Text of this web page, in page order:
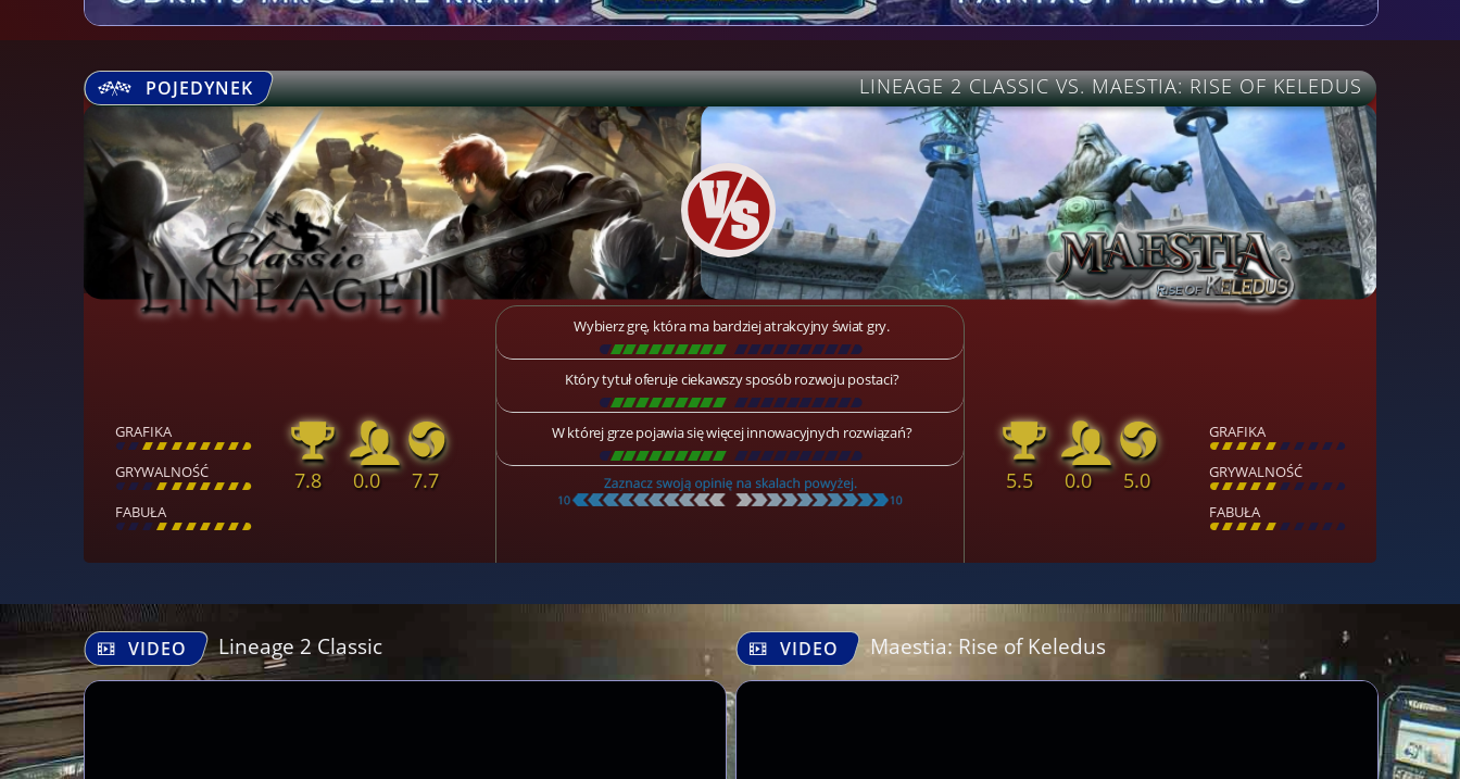
POJEDYNEK LINEAGE 2 CLASSIC VS. MAESTIA: RISE OF KELEDUS
GRAFIKA
[ \ \ \ \ \ \ \ \ ]
GRYWALNOŚĆ
[ \ \ \ \ \ \ \ \ ]
FABUŁA
[ \ \ \ \ \ \ \ \ ]
7.8 0.0 7.7
Wybierz grę, która ma bardziej atrakcyjny świat gry.
[\\\\\\\\\ \\\\\\\\\]
Który tytuł oferuje ciekawszy sposób rozwoju postaci?
[\\\\\\\\\ \\\\\\\\\]
W której grze pojawia się więcej innowacyjnych rozwiązań?
[\\\\\\\\\ \\\\\\\\\]
GRAFIKA
[ \ \ \ \ \ \ \ \ ]
GRYWALNOŚĆ
[ \ \ \ \ \ \ \ \ ]
FABUŁA
[ \ \ \ \ \ \ \ \ ]
5.5 0.0 5.0
VIDEO Lineage 2 Classic VIDEO Maestia: Rise of Keledus